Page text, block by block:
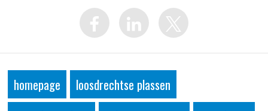
homepage
loosdrechtse plassen